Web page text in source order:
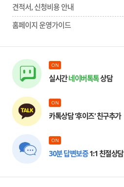
견적서, 신청비용 안내
홈페이지 운영가이드
ON
실시간네이버톡톡상담
ON
카톡상담 '후이즈' 친구추가
ON
30분 답변보증1:1 친절상담